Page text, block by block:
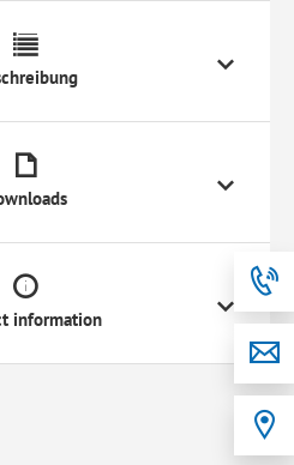
information